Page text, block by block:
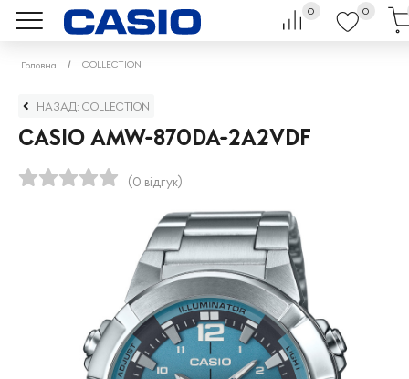
0 0
Головна COLLECTION
НАЗАД: COLLECTION
CASIO AMW-870DA-2A2VDF
(0 відгук)